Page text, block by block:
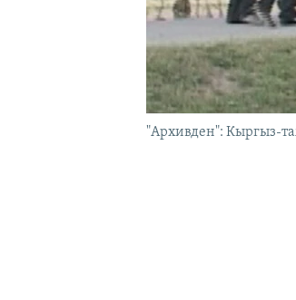
"Архивден": Кыргыз-